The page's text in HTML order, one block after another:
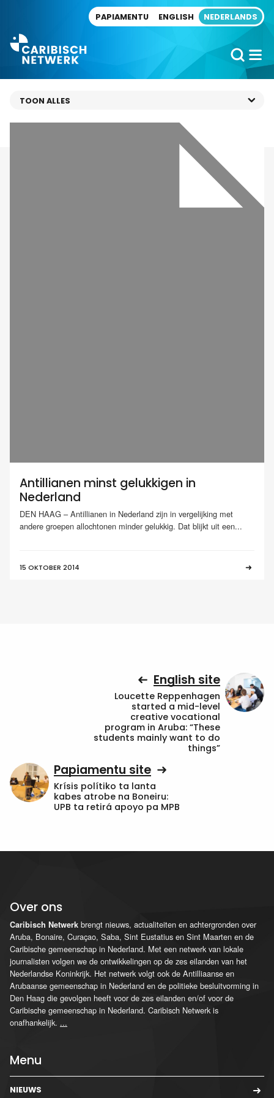
PAPIAMENTU ENGLISH NEDERLANDS
Antillianen minst gelukkigen in
Nederland
DEN HAAG – Antillianen in Nederland zijn in vergelijking met
andere groepen allochtonen minder gelukkig. Dat blijkt uit een...
15 OKTOBER 2014
English site
Loucette Reppenhagen
started a mid-level
creative vocational
program in Aruba: “These
students mainly want to do
things”
Papiamentu site
Krísis polítiko ta lanta
kabes atrobe na Boneiru:
UPB ta retirá apoyo pa MPB
Over ons
Caribisch Netwerk brengt nieuws, actualiteiten en achtergronden over
Aruba, Bonaire, Curaçao, Saba, Sint Eustatius en Sint Maarten en de
Caribische gemeenschap in Nederland. Met een netwerk van lokale
journalisten volgen we de ontwikkelingen op de zes eilanden van het
Nederlandse Koninkrijk. Het netwerk volgt ook de Antilliaanse en
Arubaanse gemeenschap in Nederland en de politieke besluitvorming in
Den Haag die gevolgen heeft voor de zes eilanden en/of voor de
Caribische gemeenschap in Nederland. Caribisch Netwerk is
onafhankelijk. ...
Menu
NIEUWS